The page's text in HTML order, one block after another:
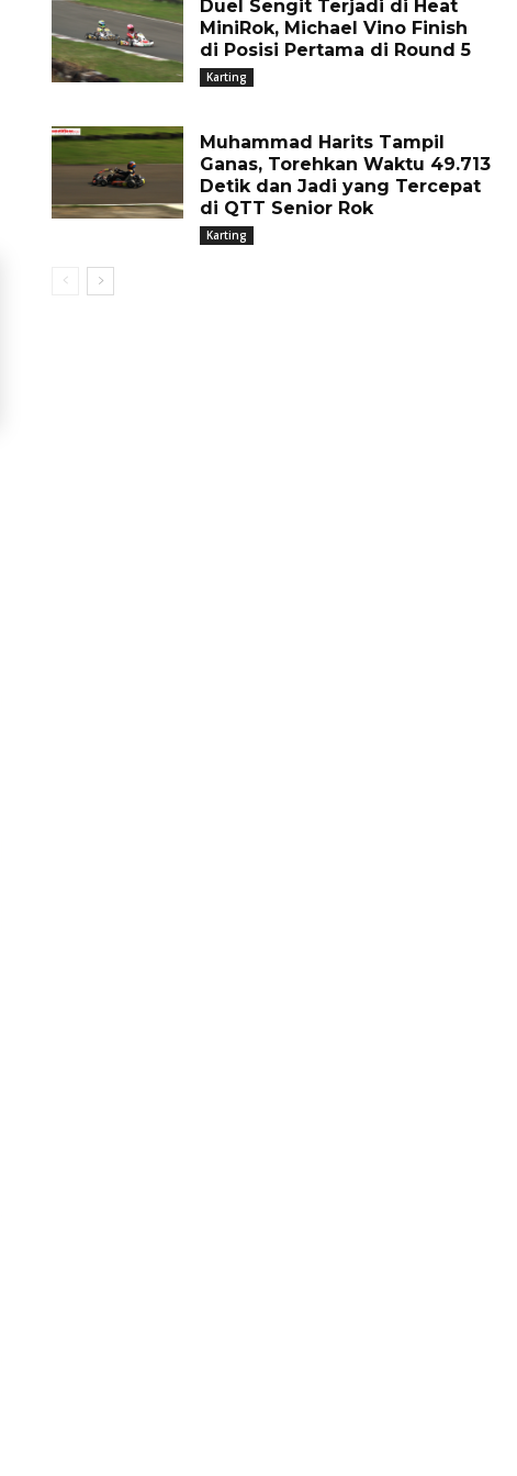
Duel Sengit Terjadi di Heat
MiniRok, Michael Vino Finish
di Posisi Pertama di Round 5
Karting
Muhammad Harits Tampil
Ganas, Torehkan Waktu 49.713
Detik dan Jadi yang Tercepat
di QTT Senior Rok
Karting